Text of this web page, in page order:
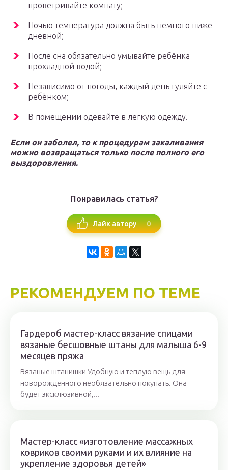
проветривайте комнату;
Ночью температура должна быть немного ниже
дневной;
После сна обязательно умывайте ребёнка
прохладной водой;
Независимо от погоды, каждый день гуляйте с
ребёнком;
В помещении одевайте в легкую одежду.
Если он заболел, то к процедурам закаливания
можно возвращаться только после полного его
выздоровления.
Понравилась статья?
Лайк автору 0
РЕКОМЕНДУЕМ ПО ТЕМЕ
Гардероб мастер-класс вязание спицами
вязаные бесшовные штаны для малыша 6-9
месяцев пряжа
Вязаные штанишки Удобную и теплую вещь для
новорожденного необязательно покупать. Она
будет эксклюзивной,...
Мастер-класс «изготовление массажных
ковриков своими руками и их влияние на
укрепление здоровья детей»